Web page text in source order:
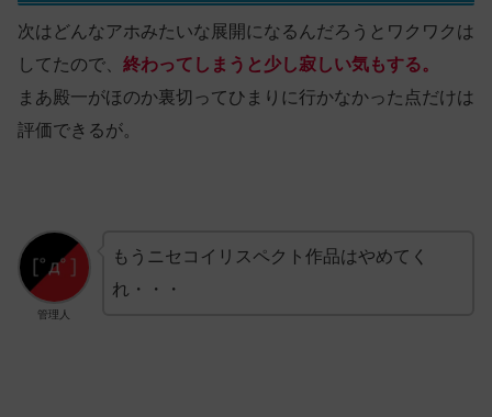
次はどんなアホみたいな展開になるんだろうとワクワクは
してたので、 終わってしまうと少し寂しい気もする。
まあ殿一がほのか裏切ってひまりに行かなかった点だけは
評価できるが。
管理人
もうニセコイリスペクト作品はやめてく
れ・・・